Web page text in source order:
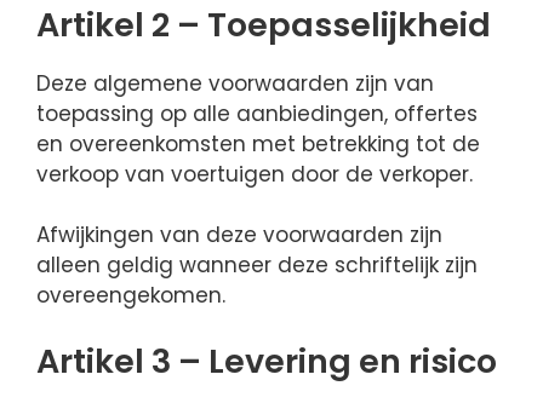
Artikel 2 – Toepasselijkheid
Deze algemene voorwaarden zijn van
toepassing op alle aanbiedingen, offertes
en overeenkomsten met betrekking tot de
verkoop van voertuigen door de verkoper.
Afwijkingen van deze voorwaarden zijn
alleen geldig wanneer deze schriftelijk zijn
overeengekomen.
Artikel 3 – Levering en risico